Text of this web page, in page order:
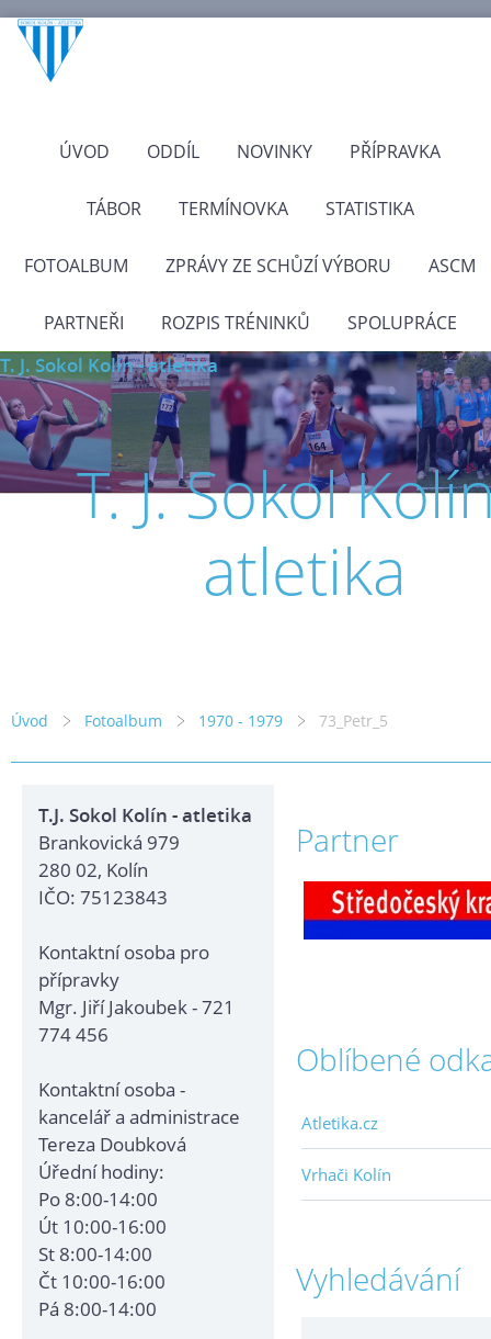
ÚVOD ODDÍL NOVINKY PŘÍPRAVKA
TÁBOR TERMÍNOVKA STATISTIKA
FOTOALBUM ZPRÁVY ZE SCHŮZÍ VÝBORU ASCM
PARTNEŘI ROZPIS TRÉNINKŮ SPOLUPRÁCE
T. J. Sokol Kolín - atletika
T. J. Sokol
atletika
Úvod Fotoalbum 1970 - 1979 73_Petr_5
T.J. Sokol Kolín - atletika
Brankovická 979
280 02, Kolín
IČO: 75123843
Kontaktní osoba pro
přípravky
Mgr. Jiří Jakoubek - 721
774 456
Kontaktní osoba -
kancelář a administrace
Tereza Doubková
Úřední hodiny:
Po 8:00-14:00
Út 10:00-16:00
St 8:00-14:00
Čt 10:00-16:00
Pá 8:00-14:00
Partner
Oblíbené
Atletika.cz
Vrhači Kolín
Vyhledávání